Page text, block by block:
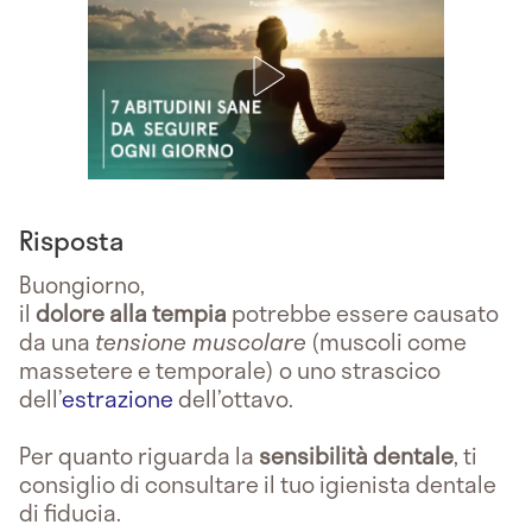
Risposta
Buongiorno,
il dolore alla tempia potrebbe essere causato
da una tensione muscolare (muscoli come
massetere e temporale) o uno strascico
dell’estrazionedell’ottavo.
Per quanto riguarda la sensibilità dentale, ti
consiglio di consultare il tuo igienista dentale
di fiducia.